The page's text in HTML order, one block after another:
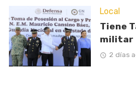
Local
Tiene
militar
2 días